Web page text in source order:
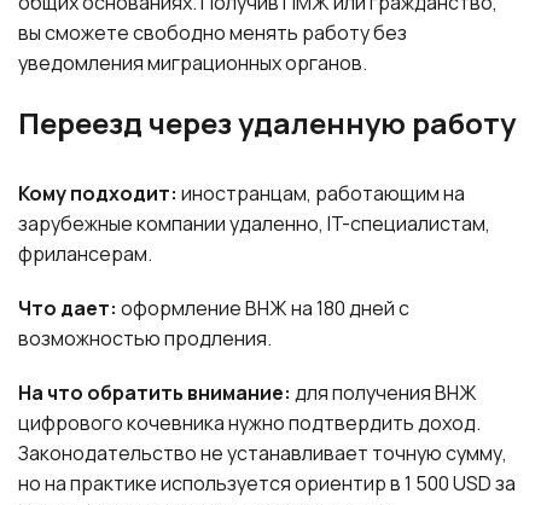
вы сможете свободно менять работу без
уведомления миграционных органов.
Переезд через удаленную работу
Кому подходит: иностранцам, работающим на
зарубежные компании удаленно, IT-специалистам,
фрилансерам.
Что дает: оформление ВНЖ на 180 дней с
возможностью продления.
На что обратить внимание: для получения ВНЖ
цифрового кочевника нужно подтвердить доход.
Законодательство не устанавливает точную сумму,
но на практике используется ориентир в 1 500 USD за